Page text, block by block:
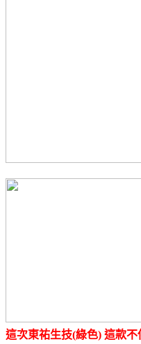
這次東祐生技(綠色) 這款